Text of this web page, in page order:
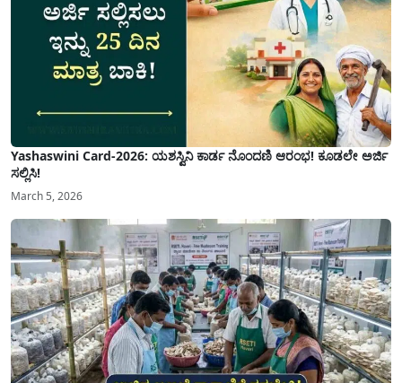
Yashaswini Card-2026: ಯಶಸ್ವಿನಿ ಕಾರ್ಡ ನೊಂದಣಿ ಆರಂಭ! ಕೂಡಲೇ ಅರ್ಜಿ
ಸಲ್ಲಿಸಿ!
March 5, 2026